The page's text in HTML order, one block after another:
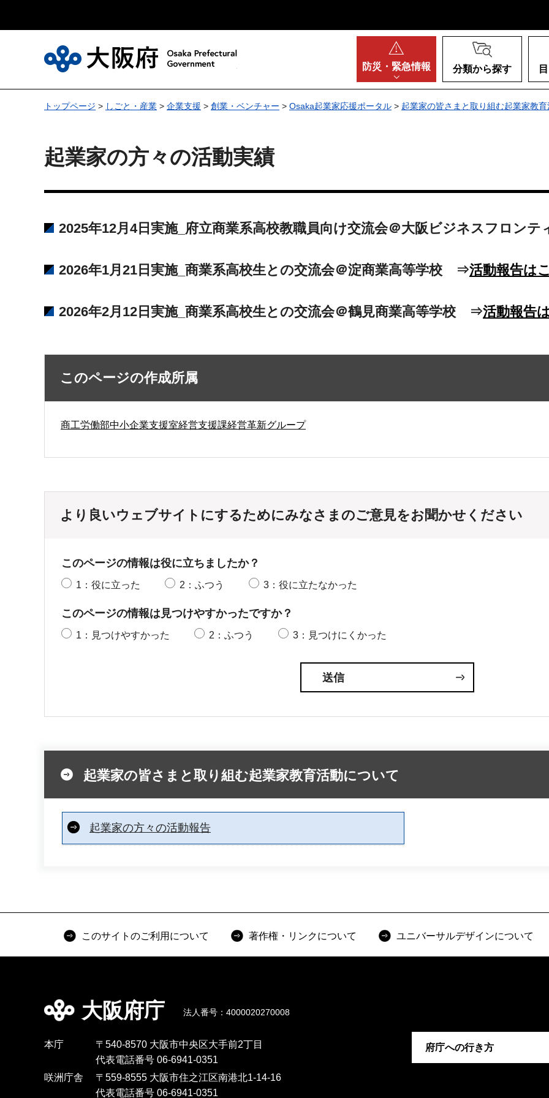
防災・ 緊急情報 分類から探す
トップページ > しごと・産業 > 企業支援 > 創業・ベンチャー > Osaka起業家応援ポータル > 起業家の皆さまと取り組む起業家教
起業家の方々の活動実績
2025年12月4日実施_府立商業系高校教職員向け交流会＠大阪ビジネスフロン
2026年1月21日実施_商業系高校生との交流会＠淀商業高等学校 ⇒活動報告は
2026年2月12日実施_商業系高校生との交流会＠鶴見商業高等学校 ⇒活動報告
このページの作成所属
商工労働部中小企業支援室経営支援課経営革新グループ
より良いウェブサイトにするためにみなさまのご意見をお聞かせください
このページの情報は役に立ちましたか？
1：役に立った 2：ふつう 3：役に立たなかった
このページの情報は見つけやすかったですか？
1：見つけやすかった 2：ふつう 3：見つけにくかった
起業家の皆さまと取り組む起業家教育活動について
起業家の方々の活動報告
このサイトのご利用について 著作権・リンクについて ユニバーサルデザインについて
大阪府庁 法人番号：4000020270008
本庁
〒540-8570 大阪市中央区大手前2丁目
代表電話番号 06-6941-0351
咲洲庁舎
〒559-8555 大阪市住之江区南港北1-14-16
代表電話番号 06-6941-0351
府庁への行き方